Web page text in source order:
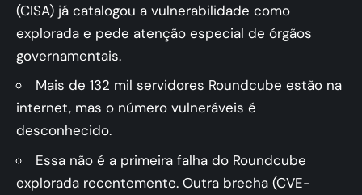
(CISA) já catalogou a vulnerabilidade como
explorada e pede atenção especial de órgãos
governamentais.
Mais de 132 mil servidores Roundcube estão na
internet, mas o número vulneráveis é
desconhecido.
Essa não é a primeira falha do Roundcube
explorada recentemente. Outra brecha (CVE-